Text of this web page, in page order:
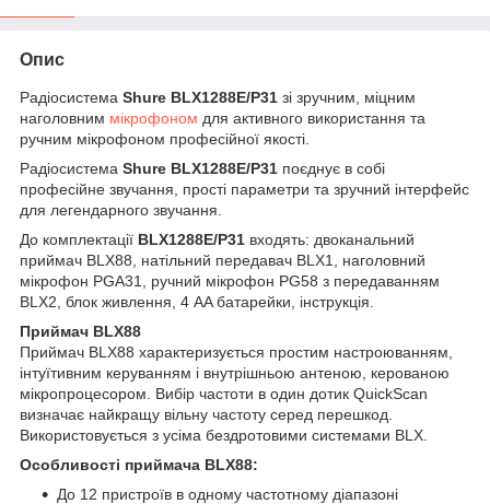
Опис
Радіосистема Shure BLX1288E/P31 зі зручним, міцним
наголовним мікрофоном для активного використання та
ручним мікрофоном професійної якості.
Радіосистема Shure BLX1288E/P31 поєднує в собі
професійне звучання, прості параметри та зручний інтерфейс
для легендарного звучання.
До комплектації BLX1288E/P31 входять: двоканальний
приймач BLX88, натільний передавач BLX1, наголовний
мікрофон PGA31, ручний мікрофон PG58 з передаванням
BLX2, блок живлення, 4 AA батарейки, інструкція.
Приймач BLX88
Приймач BLX88 характеризується простим настроюванням,
інтуїтивним керуванням і внутрішньою антеною, керованою
мікропроцесором. Вибір частоти в один дотик QuickScan
визначає найкращу вільну частоту серед перешкод.
Використовується з усіма бездротовими системами BLX.
Особливості приймача BLX88:
До 12 пристроїв в одному частотному діапазоні